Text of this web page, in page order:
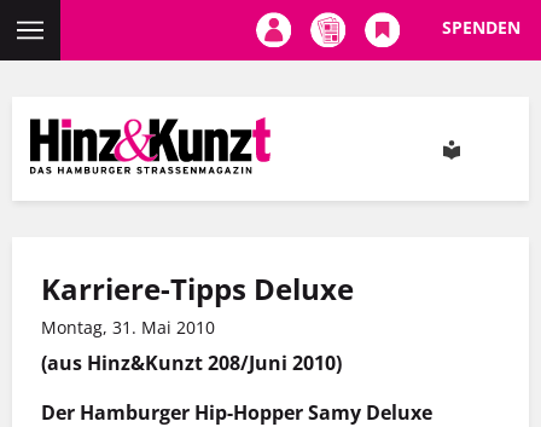
Inhalt
SPENDEN
Karriere-Tipps Deluxe
Montag, 31. Mai 2010
(aus Hinz&Kunzt 208/Juni 2010)
Der Hamburger Hip-Hopper Samy Deluxe